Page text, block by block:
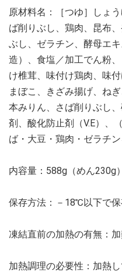
原材料名：［つゆ］しょ
ば削りぶし、鶏肉、昆布
ぶし、ゼラチン、酵母エ
造）、食塩／加工でん粉
け椎茸、味付け鶏肉、味
まぼこ、きざみ揚げ、ね
本みりん、さば削りぶし
剤、酸化防止剤（V.E）、
ば・大豆・鶏肉・ゼラチン
内容量：588g（めん230g）
保存方法：－18℃以下で
凍結直前の加熱の有無：
加熱調理の必要性：加熱